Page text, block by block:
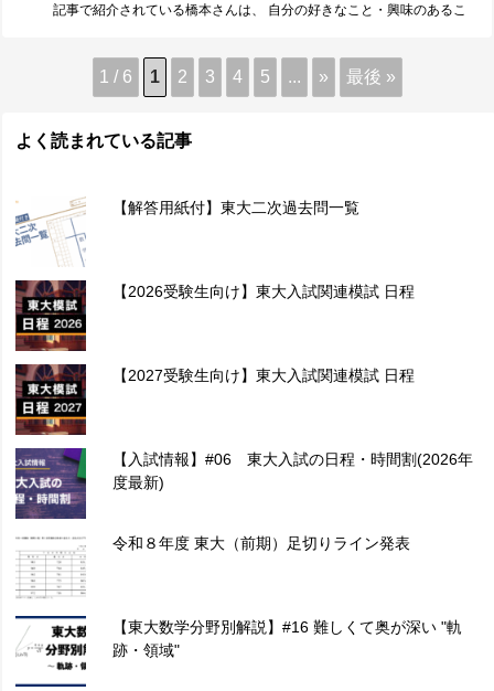
記事で紹介されている橋本さんは、 自分の好きなこと・興味のあるこ
ではないと思いますが、 人生を豊かにしていくうえでとても大事なポ
イントであると感じます。 橋本さんは様々なことに挑戦していく中
る話題が記事の中で2回登場しますが、 記事の前半が、「ここであきら
めてしまうと私が損をして、叩いた人たちが喜び、得することになっ
姿を見て受けた衝撃、感動が無かったものになってしまいます。」 と
視野が広がっていることが、興味深いです。 挑戦を積み重ね、一つ一
つ誠実に実行し、自信に繋げていくことが、 より多くの人を巻き込ん
だ大きな挑戦に繋がることを再確認させていただきました。
1 / 6 1 2 3 4 5 ... » 最後 »
よく読まれている記事
【解答用紙付】東大二次過去問一覧
【2026受験生向け】東大入試関連模試 日程
【2027受験生向け】東大入試関連模試 日程
【入試情報】#06 東大入試の日程・時間割(2026年
度最新)
令和８年度 東大（前期）足切りライン発表
【東大数学分野別解説】#16 難しくて奥が深い "軌
跡・領域"